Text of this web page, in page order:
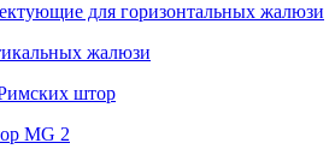
для горизонтальных жалюзи
жалюзи
штор
MG 2